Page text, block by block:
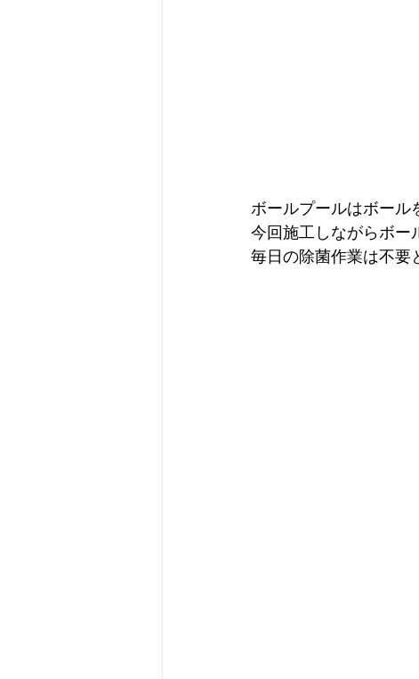
ボールプールはボール
今回施工しながらボー
毎日の除菌作業は不要